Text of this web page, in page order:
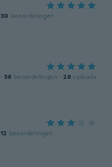
30 beoordelingen
· 56 beoordelingen · 28 uploads
12 beoordelingen